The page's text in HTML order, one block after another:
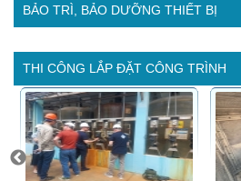
BẢO TRÌ, BẢO DƯỠNG THIẾT BỊ
THI CÔNG LẮP ĐẶT CÔNG TRÌNH